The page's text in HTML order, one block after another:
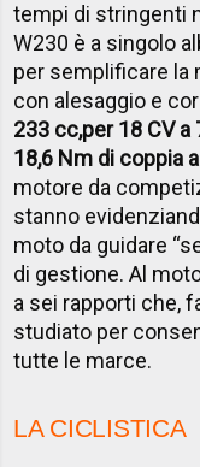
tempi di stringenti
W230 è a singolo
per semplificare la
con alesaggio e
233 cc,per 18 CV
18,6 Nm di coppia
motore da
stanno
moto da guidare
di gestione. Al
a sei rapporti che,
studiato per
tutte le marce.
LA CICLISTICA